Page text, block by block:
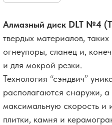
Алмазный диск DLT №4
твердых материалов,
огнеупоры, сланец и,
и для мокрой резки.
Технология “сэндвич”
располагаются снаружи, а
максимальную скорость и
плитки, камня и